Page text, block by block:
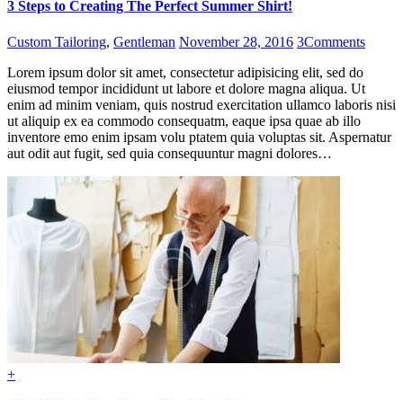
3 Steps to Creating The Perfect Summer Shirt!
Custom Tailoring, Gentleman November 28, 2016 3Comments
Lorem ipsum dolor sit amet, consectetur adipisicing elit, sed do
eiusmod tempor incididunt ut labore et dolore magna aliqua. Ut
enim ad minim veniam, quis nostrud exercitation ullamco laboris nisi
ut aliquip ex ea commodo consequatm, eaque ipsa quae ab illo
inventore emo enim ipsam volu ptatem quia voluptas sit. Aspernatur
aut odit aut fugit, sed quia consequuntur magni dolores…
+